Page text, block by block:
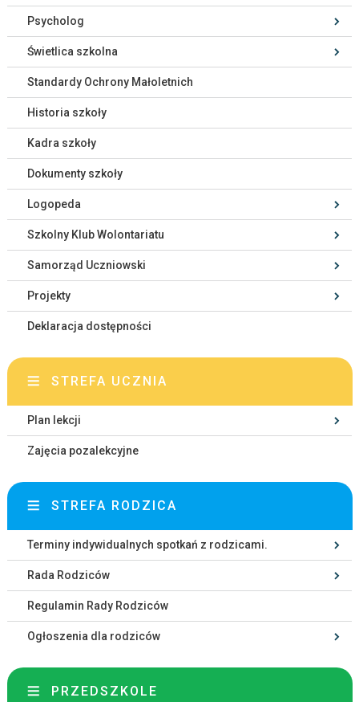
Psycholog
Świetlica szkolna
Standardy Ochrony Małoletnich
Historia szkoły
Kadra szkoły
Dokumenty szkoły
Logopeda
Szkolny Klub Wolontariatu
Samorząd Uczniowski
Projekty
Deklaracja dostępności
STREFA UCZNIA
Plan lekcji
Zajęcia pozalekcyjne
STREFA RODZICA
Terminy indywidualnych spotkań z rodzicami.
Rada Rodziców
Regulamin Rady Rodziców
Ogłoszenia dla rodziców
PRZEDSZKOLE